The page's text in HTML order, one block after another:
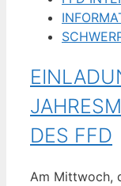
DES FFD
Am Mittwoch,